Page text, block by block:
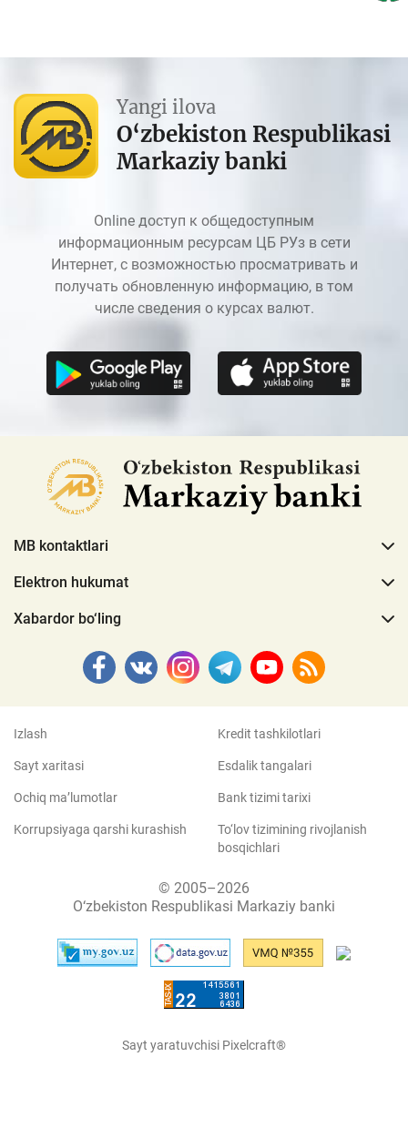
Yangi ilova
O‘zbekiston Respublikasi
Markaziy banki
Online доступ к общедоступным
информационным ресурсам ЦБ РУз в сети
Интернет, с возможностью просматривать и
получать обновленную информацию, в том
числе сведения о курсах валют.
MB kontaktlari
Elektron hukumat
Xabardor bo‘ling
Izlash
Sayt xaritasi
Ochiq ma’lumotlar
Korrupsiyaga qarshi kurashish
Kredit tashkilotlari
Esdalik tangalari
Bank tizimi tarixi
To‘lov tizimining rivojlanish
bosqichlari
© 2005–2026
O‘zbekiston Respublikasi Markaziy banki
Sayt yaratuvchisi Pixelcraft®